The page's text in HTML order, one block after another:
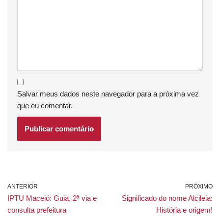
Salvar meus dados neste navegador para a próxima vez
que eu comentar.
ANTERIOR
IPTU Maceió: Guia, 2ª via e
consulta prefeitura
PRÓXIMO
Significado do nome Alcileia:
História e origem!